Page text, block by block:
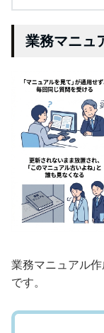
業務マニュ
業務マニュアル
です。